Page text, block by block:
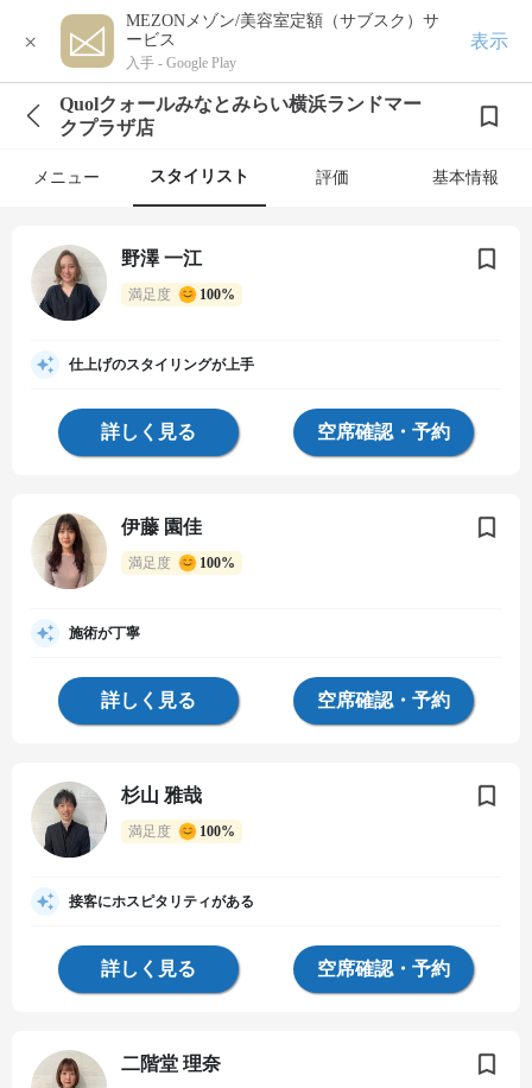
×
MEZONメゾン/美容室定額（サブスク）サ
ービス
入手 - Google Play
表示
Quolクォールみなとみらい横浜ランドマー
クプラザ店
メニュー スタイリスト 評価 基本情報
野澤 一江
満足度 100%
仕上げのスタイリングが上手
詳しく見る 空席確認・予約
伊藤 園佳
満足度 100%
施術が丁寧
詳しく見る 空席確認・予約
杉山 雅哉
満足度 100%
接客にホスピタリティがある
詳しく見る 空席確認・予約
二階堂 理奈